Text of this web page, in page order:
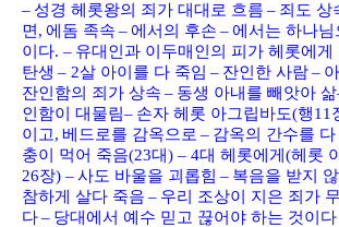
– 성경 헤롯왕의 죄가 대대로 흐름 – 죄도 상
면 , 에돔 족속 –에서의 후손 –에서는 하나
이다. – 유대인과 이두매인의 피가 헤롯에게
탄생 – 2살 아이를 다 죽임 – 잔인한 사람–
잔인함의 죄가 상속 – 동생 아내를 빼앗아 삶
인함이 대물림– 손자 헤롯 아그립바도(행11
이고, 베드로를 감옥으로 – 감옥의 간수를 다
충이 먹어 죽음(23대) – 4대 헤롯에게 (헤롯
26장) –사도 바울을 괴롭힘 – 복음을 받지
참하게 살다 죽음 – 우리 조상이 지은 죄가
다– 당대에서 예수 믿고 끊어야 하는 것이다